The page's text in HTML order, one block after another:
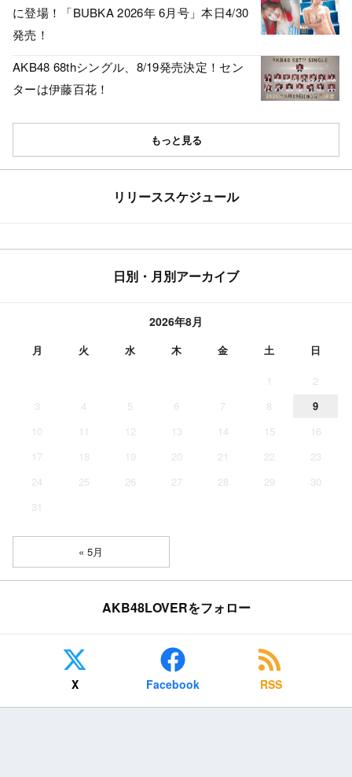
に登場！「BUBKA 2026年 6月号」本日4/30
発売！
AKB48 68thシングル、8/19発売決定！セン
ターは伊藤百花！
もっと見る
リリーススケジュール
日別・月別アーカイブ
2026年8月
月 火 水 木 金 土 日
1
2
3
4 5 6 7 8
9
10
11 12 13 14 15
16
17
18 19 20 21 22
23
24
25 26 27 28 29
30
31
« 5月
AKB48LOVERをフォロー
X Facebook RSS